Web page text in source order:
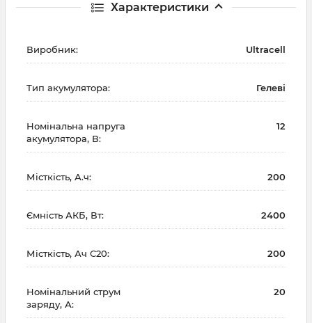
Характеристики
Виробник: Ultracell
Тип акумулятора: Гелеві
Номінальна напруга
акумулятора, В:
12
Місткість, А.ч: 200
Ємність АКБ, Вт: 2400
Місткість, Ач С20: 200
Номінальний струм
заряду, А:
20